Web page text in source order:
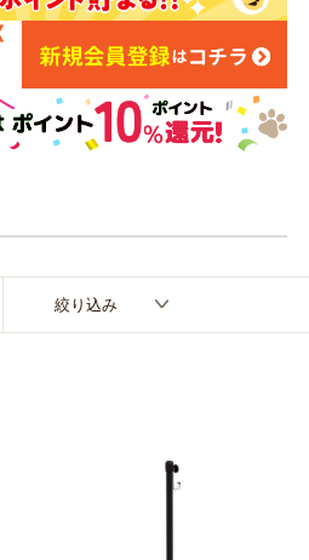
キャットフード
服・おさんぽ用品
シニアサポート
絞り込み